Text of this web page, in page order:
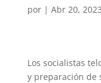
por | Abr 20, 2023
Los socialistas
y preparación de